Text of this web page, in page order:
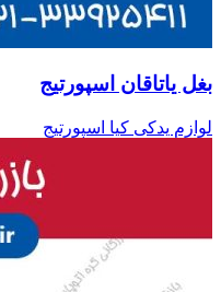
بغل یاتاقان اسپورتیج
لوازم یدکی کیا اسپورتیج